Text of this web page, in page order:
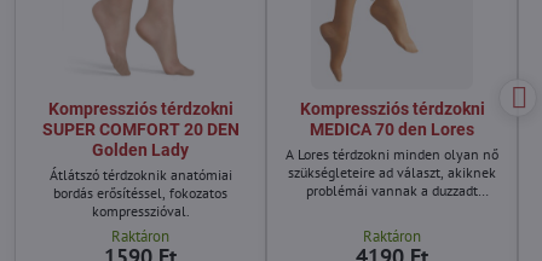
Kompressziós térdzokni
SUPER COMFORT 20 DEN
Golden Lady
Átlátszó térdzoknik anatómiai
bordás erősítéssel, fokozatos
kompresszióval.
Raktáron
Kompressziós térdzokni
MEDICA 70 den Lores
A Lores térdzokni minden olyan nő
szükségleteire ad választ, akiknek
problémái vannak a duzzadt
fáradtságérzettel.
Raktáron